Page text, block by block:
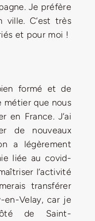
Je préfère
ville. C’est très
et pour moi !
formé et de
que nous
en France. J’ai
de nouveaux
a légèrement
liée au covid-
l’activité
transférer
en-Velay, car je
de Saint-